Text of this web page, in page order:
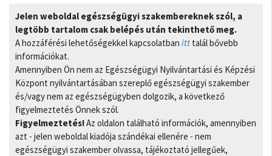
Jelen weboldal egészségügyi szakembereknek szól, a
legtöbb tartalom csak belépés után tekinthető meg.
A hozzáférési lehetőségekkel kapcsolatban itt talál bővebb
információkat.
Amennyiben Ön nem az Egészségügyi Nyilvántartási és Képzési
Központ nyilvántartásában szereplő egészségügyi szakember
és/vagy nem az egészségügyben dolgozik, a következő
figyelmeztetés Önnek szól.
Figyelmeztetés!Az oldalon található információk, amennyiben
azt - jelen weboldal kiadója szándékai ellenére - nem
egészségügyi szakember olvassa, tájékoztató jellegűek,